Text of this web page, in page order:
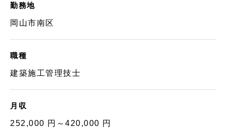
勤務地
岡山市南区
職種
建築施工管理技士
月収
252,000 円～420,000 円